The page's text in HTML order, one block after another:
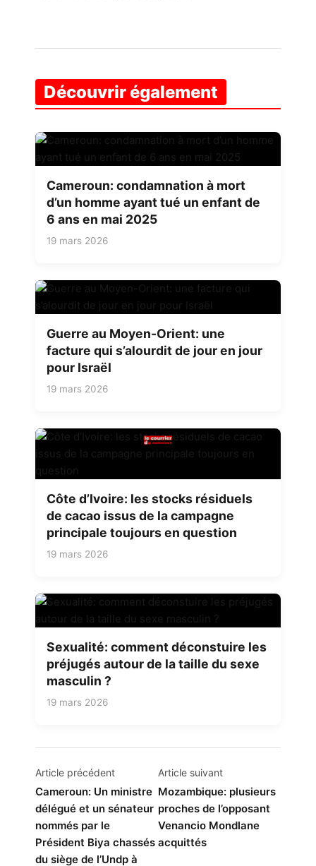
Découvrir également
Cameroun: condamnation à mort
d’un homme ayant tué un enfant de
6 ans en mai 2025
19 mars 2026
Guerre au Moyen-Orient: une
facture qui s’alourdit de jour en jour
pour Israël
19 mars 2026
Côte d’Ivoire: les stocks résiduels
de cacao issus de la campagne
principale toujours en question
19 mars 2026
Sexualité: comment déconstuire les
préjugés autour de la taille du sexe
masculin ?
19 mars 2026
Navigation
de
l’article
Article précédent
Cameroun: Un ministre
délégué et un sénateur
nommés par le
Président Biya chassés
du siège de l’Undp à
Article suivant
Mozambique: plusieurs
proches de l’opposant
Venancio Mondlane
acquittés